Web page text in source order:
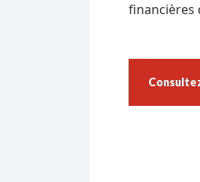
financières